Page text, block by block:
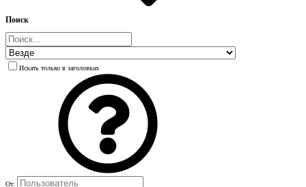
Поиск
Искать только в заголовках
От: